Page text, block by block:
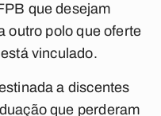
que desejam
outro polo que oferte
vinculado.
a discentes
que perderam